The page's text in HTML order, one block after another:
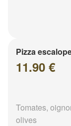
Pizza
11.90 €
Tomates,
olives